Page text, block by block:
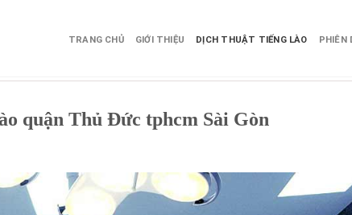
TRANG CHỦ GIỚI THIỆU DỊCH THUẬT TIẾNG LÀO PHIÊN
quận Thủ Đức tphcm Sài Gòn